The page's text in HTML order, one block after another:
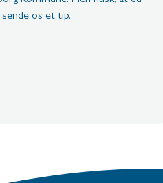
sende os et tip.